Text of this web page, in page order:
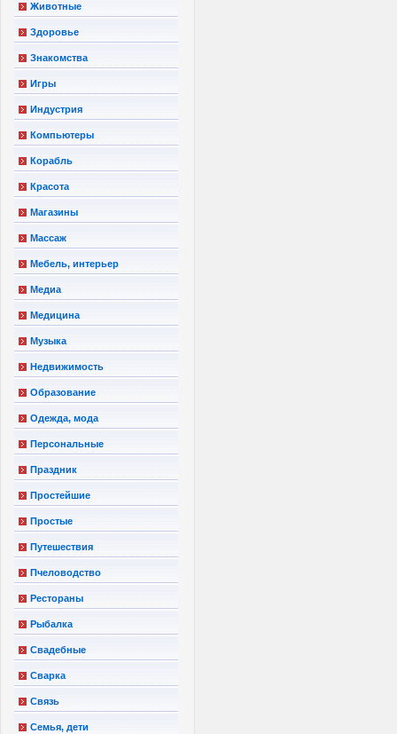
Животные
Здоровье
Знакомства
Игры
Индустрия
Компьютеры
Корабль
Красота
Магазины
Массаж
Мебель, интерьер
Медиа
Медицина
Музыка
Недвижимость
Образование
Одежда, мода
Персональные
Праздник
Простейшие
Простые
Путешествия
Пчеловодство
Рестораны
Рыбалка
Свадебные
Сварка
Связь
Семья, дети